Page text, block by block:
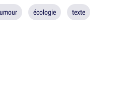
écologie texte